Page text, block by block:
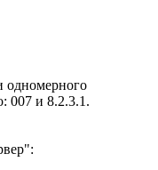
одномерного
007 и 8.2.3.1.